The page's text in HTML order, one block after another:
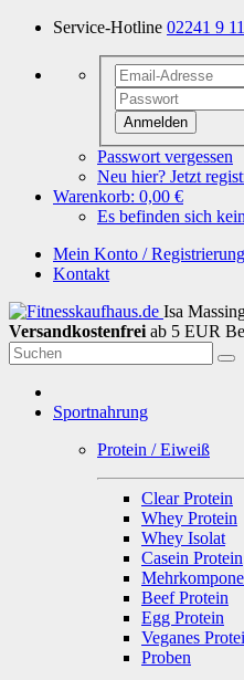
Service-Hotline 02241 9
Anmelden
Passwort vergessen
Neu hier? Jetzt
Warenkorb: 0,00 €
Es befinden sich
Mein Konto / Registrierung
Kontakt
Isa
Versandkostenfrei ab 5 EUR
Sportnahrung
Protein / Eiweiß
Clear Protein
Whey Protein
Whey Isolat
Casein Protein
Beef Protein
Egg Protein
Veganes
Proben